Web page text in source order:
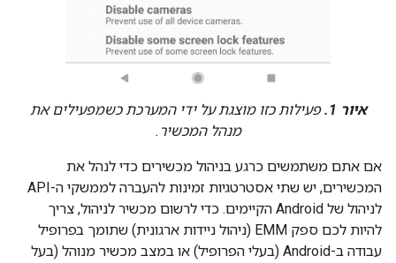
איור 1.
פעילות כזו מוצגת על ידי המערכת כשמפעילים את
מנהל המכשיר.
אם אתם משתמשים כרגע בניהול מכשירים כדי לנהל את
המכשירים, יש שתי אסטרטגיות זמינות להעברה לממשקי ה-API
לניהול של Android הקיימים. כדי לרשום מכשיר לניהול, צריך
להיות לכם ספק EMM (ניהול ניידות ארגונית) שתומך בפרופיל
עבודה ב-Android (בעלי הפרופיל) או במצב מכשיר מנוהל (בעל